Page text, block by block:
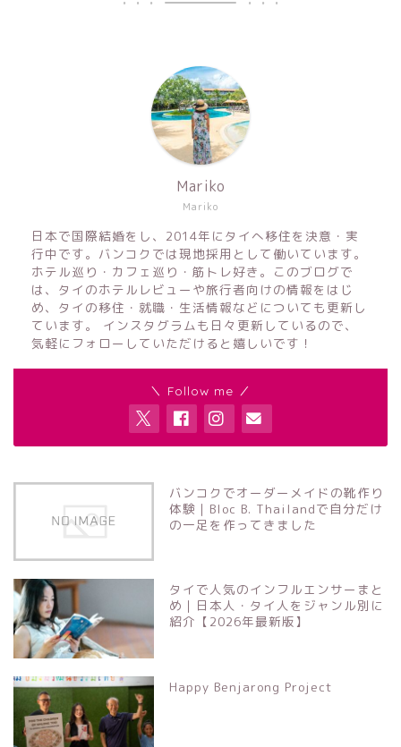
Mariko
Mariko
日本で国際結婚をし、2014年にタイへ移住を決意・実
行中です。バンコクでは現地採用として働いています。
ホテル巡り・カフェ巡り・筋トレ好き。このブログで
は、タイのホテルレビューや旅行者向けの情報をはじ
め、タイの移住・就職・生活情報などについても更新し
ています。 インスタグラムも日々更新しているので、
気軽にフォローしていただけると嬉しいです！
＼ Follow me ／
バンコクでオーダーメイドの靴作り
体験｜Bloc B. Thailandで自分だけ
の一足を作ってきました
タイで人気のインフルエンサーまと
め｜日本人・タイ人をジャンル別に
紹介【2026年最新版】
Happy Benjarong Project